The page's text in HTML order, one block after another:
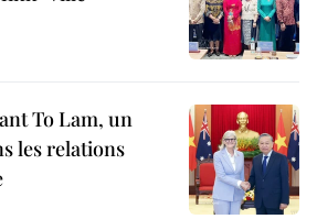
To Lam, un
les relations